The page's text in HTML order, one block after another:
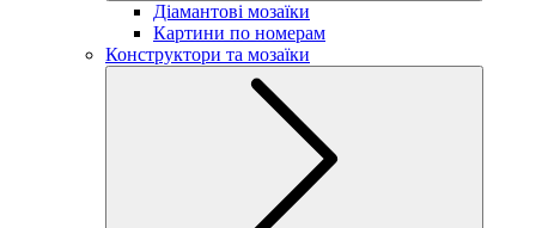
Діамантові мозаїки
Картини по номерам
Конструктори та мозаїки